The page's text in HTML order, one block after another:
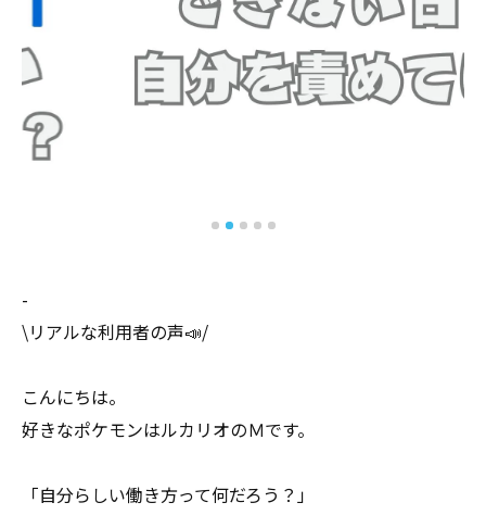
-
\リアルな利用者の声📣/
こんにちは。
好きなポケモンはルカリオのＭです。
「自分らしい働き方って何だろう？」